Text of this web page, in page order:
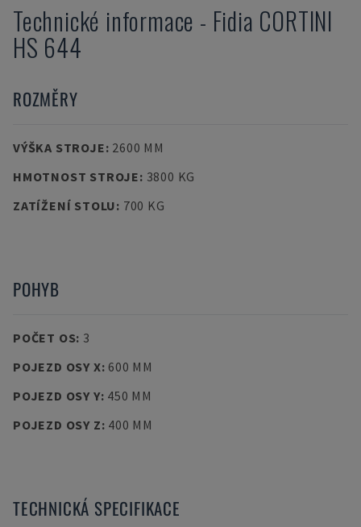
Technické informace - Fidia CORTINI
HS 644
ROZMĚRY
VÝŠKA STROJE: 2600 MM
HMOTNOST STROJE: 3800 KG
ZATÍŽENÍ STOLU: 700 KG
POHYB
POČET OS: 3
POJEZD OSY X: 600 MM
POJEZD OSY Y: 450 MM
POJEZD OSY Z: 400 MM
TECHNICKÁ SPECIFIKACE